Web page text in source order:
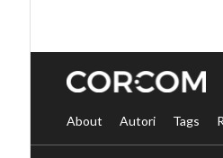
About Autori Tags